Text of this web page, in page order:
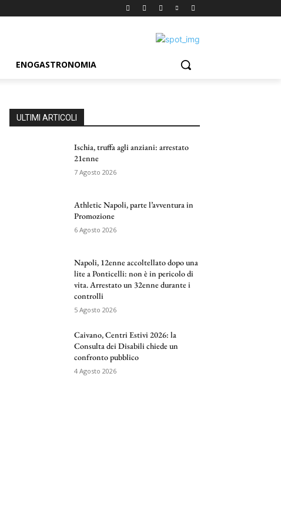
ENOGASTRONOMIA
ULTIMI ARTICOLI
Ischia, truffa agli anziani: arrestato
21enne
7 Agosto 2026
Athletic Napoli, parte l’avventura in
Promozione
6 Agosto 2026
Napoli, 12enne accoltellato dopo una
lite a Ponticelli: non è in pericolo di
vita. Arrestato un 32enne durante i
controlli
5 Agosto 2026
Caivano, Centri Estivi 2026: la
Consulta dei Disabili chiede un
confronto pubblico
4 Agosto 2026